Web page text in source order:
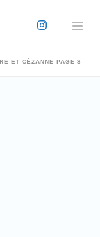
ET CÉZANNE PAGE 3